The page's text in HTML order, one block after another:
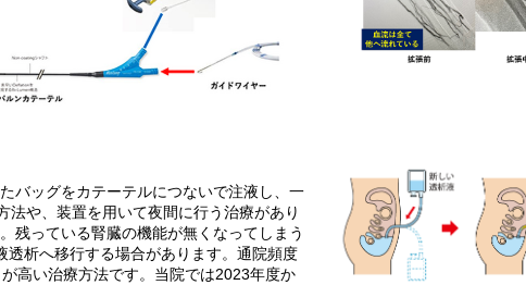
バッグをカテーテルにつないで注液し、一
や、装置を用いて夜間に行う治療があり
残っている腎臓の機能が無くなってしまう
析へ移行する場合があります。通院頻度
高い治療方法です。当院では2023年度か